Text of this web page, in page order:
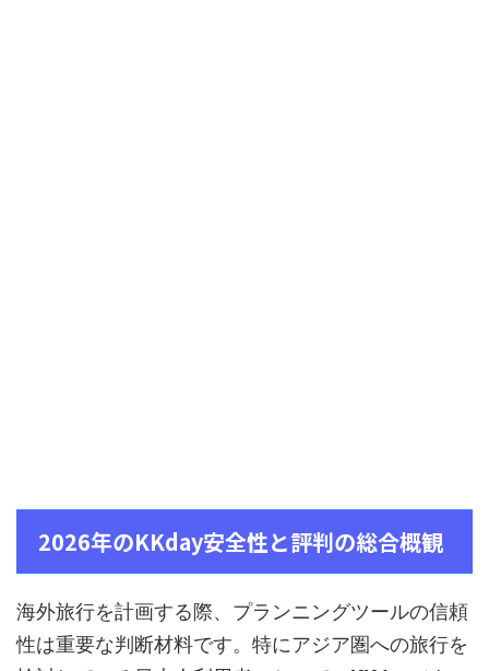
2026年のKKday安全性と評判の総合概観
海外旅行を計画する際、プランニングツールの信頼
性は重要な判断材料です。特にアジア圏への旅行を